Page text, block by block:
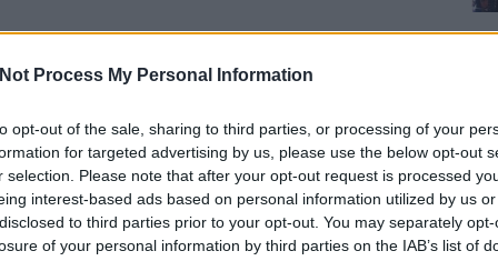
Process My Personal Information
opt-out of the sale, sharing to third parties, or processing of your
for targeted advertising by us, please use the below opt-out
selection. Please note that after your opt-out request is processed
interest-based ads based on personal information utilized by us
to third parties prior to your opt-out. You may separately
of your personal information by third parties on the IAB’s list of
api/trackback/id/7161671
pingbackek:
az UD Zrt.ügyben az állítólagos
hogy a nokiás doboz csak legenda, a Hagyó